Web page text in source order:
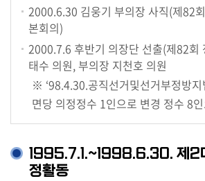
2000.6.30 김웅기 부의장 사직(제82
본회의)
2000.7.6 후반기 의장단 선출(제82회
태수 의원, 부의장 지천호 의원
※ ‘98.4.30.공직선거및선거부정방지
면당 의정정수 1인으로 변경 정수 8
1995.7.1.~1998.6.30. 제2
정활동